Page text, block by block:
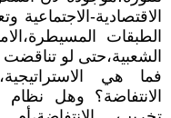
الاقتصادية-
الطبقات
الشعبية،حتى لو
فما هي
الانتفاضة؟ وهل